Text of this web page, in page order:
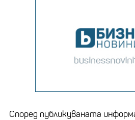
Според публикуваната